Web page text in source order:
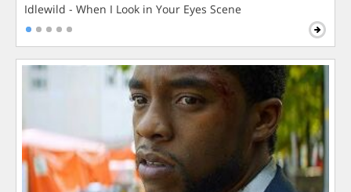
Idlewild - When I Look in Your Eyes Scene